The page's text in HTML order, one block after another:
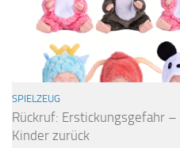
SPIELZEUG
Rückruf: Erstickungsgefahr
Kinder zurück